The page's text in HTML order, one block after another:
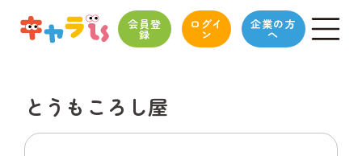
会員登
録
ログイ
ン
企業の方
へ
とうもころし屋